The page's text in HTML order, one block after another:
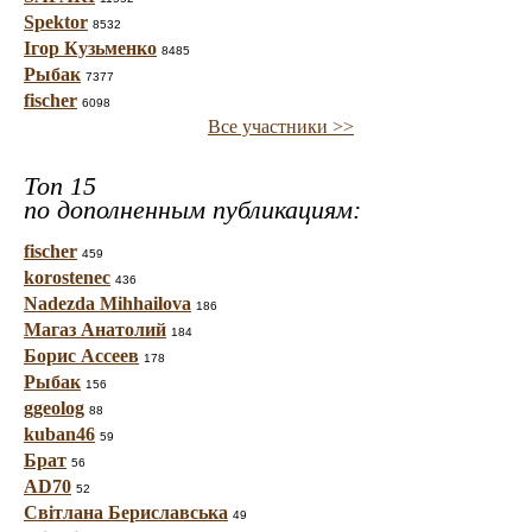
Spektor 8532
Ігор Кузьменко 8485
Рыбак 7377
fischer 6098
Все участники >>
Топ 15
по дополненным публикациям:
fischer 459
korostenec 436
Nadezda Mihhailova 186
Магаз Анатолий 184
Борис Ассеев 178
Рыбак 156
ggeolog 88
kuban46 59
Брат 56
AD70 52
Світлана Бериславська 49